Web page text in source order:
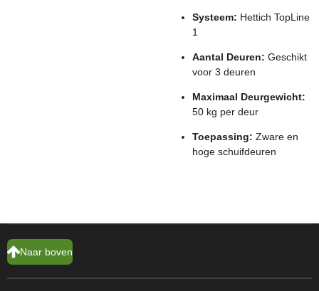
Systeem: Hettich TopLine
1
Aantal Deuren: Geschikt
voor 3 deuren
Maximaal Deurgewicht:
50 kg per deur
Toepassing: Zware en
hoge schuifdeuren
Naar boven